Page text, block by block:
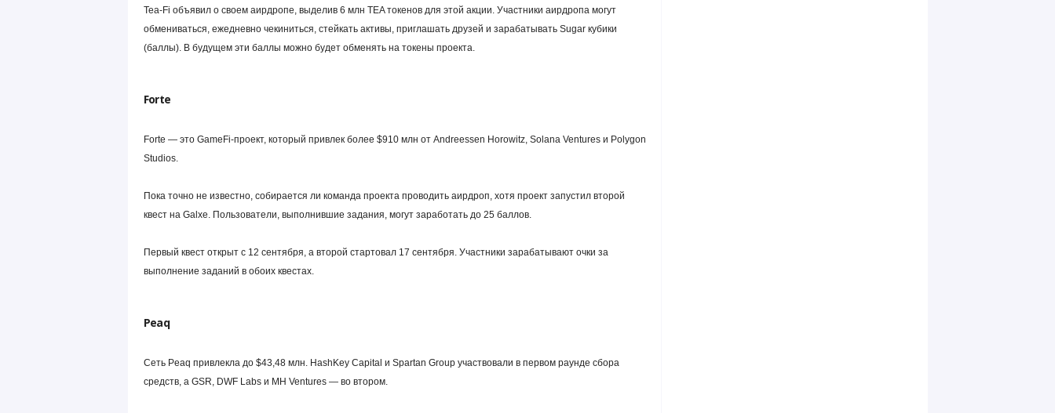
Tea-Fi объявил о своем аирдропе, выделив 6 млн TEA токенов для этой акции. Участники аирдропа могут
обмениваться, ежедневно чекиниться, стейкать активы, приглашать друзей и зарабатывать Sugar кубики
(баллы). В будущем эти баллы можно будет обменять на токены проекта.
Forte
Forte — это GameFi-проект, который привлек более $910 млн от Andreessen Horowitz, Solana Ventures и Polygon
Studios.
Пока точно не известно, собирается ли команда проекта проводить аирдроп, хотя проект запустил второй
квест на Galxe. Пользователи, выполнившие задания, могут заработать до 25 баллов.
Первый квест открыт с 12 сентября, а второй стартовал 17 сентября. Участники зарабатывают очки за
выполнение заданий в обоих квестах.
Peaq
Сеть Peaq привлекла до $43,48 млн. HashKey Capital и Spartan Group участвовали в первом раунде сбора
средств, а GSR, DWF Labs и MH Ventures — во втором.